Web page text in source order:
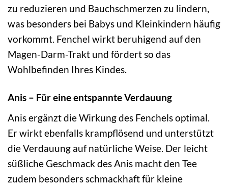
zu reduzieren und Bauchschmerzen zu lindern,
was besonders bei Babys und Kleinkindern häufig
vorkommt. Fenchel wirkt beruhigend auf den
Magen-Darm-Trakt und fördert so das
Wohlbefinden Ihres Kindes.
Anis – Für eine entspannte Verdauung
Anis ergänzt die Wirkung des Fenchels optimal.
Er wirkt ebenfalls krampflösend und unterstützt
die Verdauung auf natürliche Weise. Der leicht
süßliche Geschmack des Anis macht den Tee
zudem besonders schmackhaft für kleine